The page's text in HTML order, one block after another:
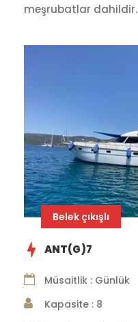
meşrubatlar dahildir.
Belek çıkışlı
ANT(G)7
Müsaitlik : Günlük
Kapasite : 8